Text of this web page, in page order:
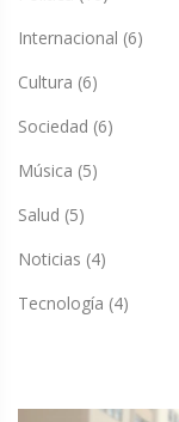
Internacional (6)
Cultura (6)
Sociedad (6)
Música (5)
Salud (5)
Noticias (4)
Tecnología (4)